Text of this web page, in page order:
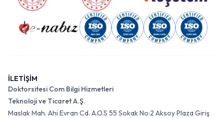
İLETİŞİM
Doktorsitesi Com Bilgi Hizmetleri
Teknoloji ve Ticaret A.Ş.
Maslak Mah. Ahi Evran Cd. A.O.S 55 Sokak No:2 Aksoy Plaza Giriş